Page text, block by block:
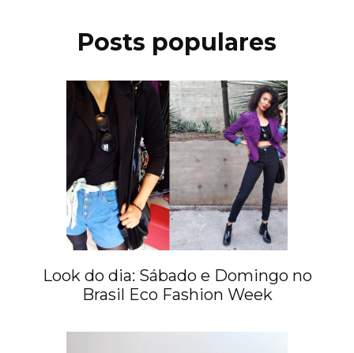
Posts populares
Look do dia: Sábado e Domingo no
Brasil Eco Fashion Week